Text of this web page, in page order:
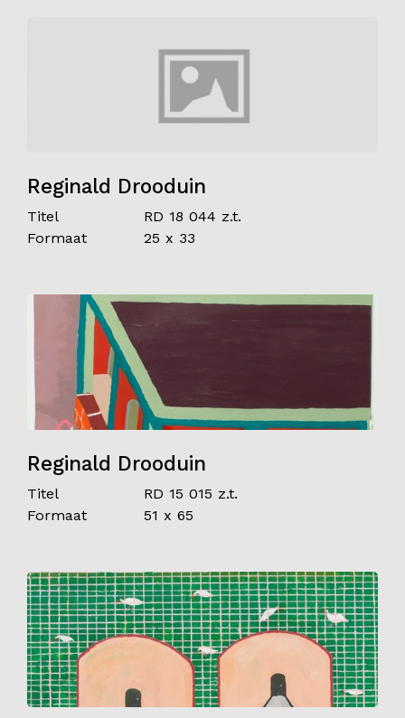
Reginald Drooduin
Titel
RD 18 044 z.t.
Formaat
25 x 33
Reginald Drooduin
Titel
RD 15 015 z.t.
Formaat
51 x 65